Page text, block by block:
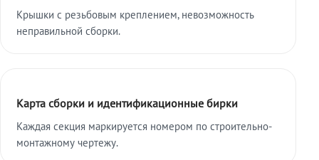
Крышки с резьбовым креплением, невозможность
неправильной сборки.
Карта сборки и идентификационные бирки
Каждая секция маркируется номером по строительно-
монтажному чертежу.